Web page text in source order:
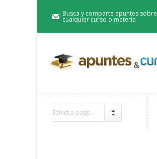
Busca y comparte apuntes sobre
cualquier curso o materia
Select a page...